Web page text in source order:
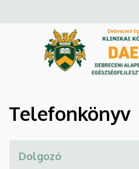
Debreceni
és
Intézet
a
Telefonkönyv